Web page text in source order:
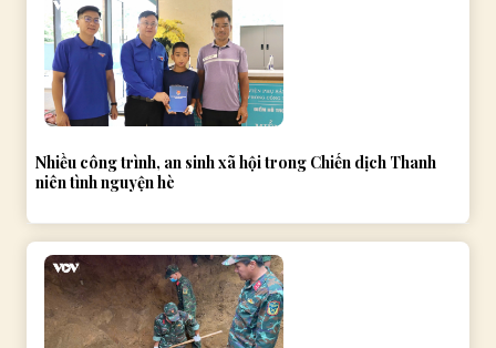
Nhiều công trình, an sinh xã hội trong Chiến dịch Thanh
niên tình nguyện hè